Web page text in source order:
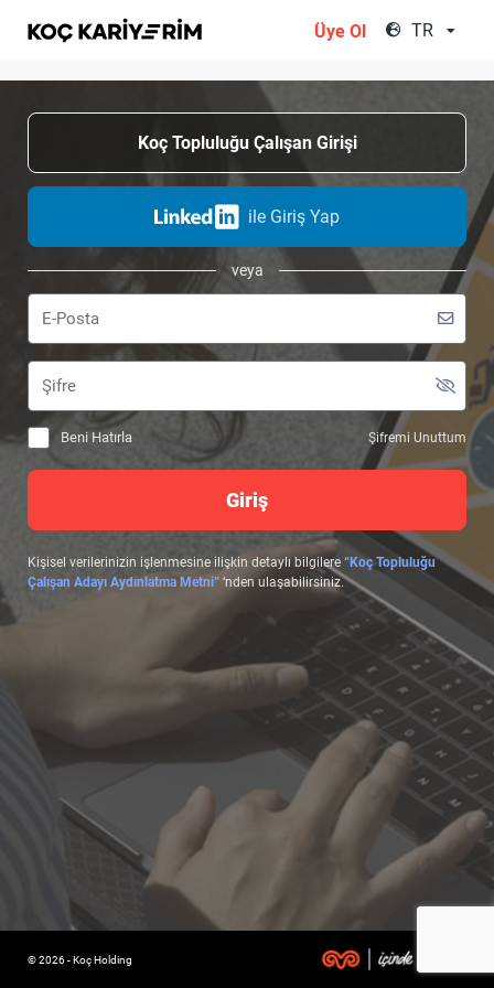
Üye Ol TR
Koç Topluluğu Çalışan Girişi
ile Giriş Yap
veya
Beni Hatırla Şifremi Unuttum
Giriş
Kişisel verilerinizin işlenmesine ilişkin detaylı bilgilere “Koç Topluluğu
Çalışan Adayı Aydınlatma Metni” ‘nden ulaşabilirsiniz.
© 2026 - Koç Holding